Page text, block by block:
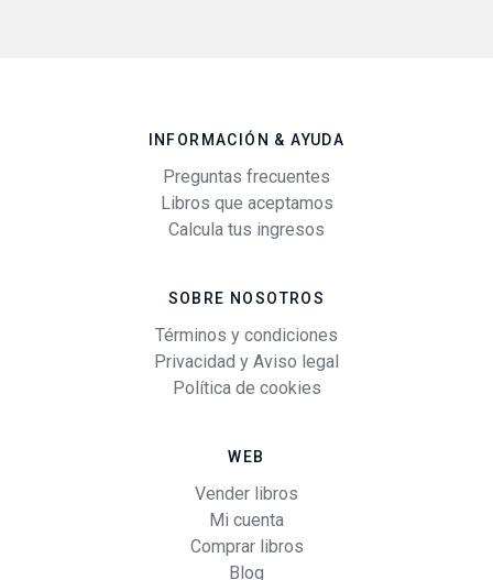
INFORMACIÓN & AYUDA
Preguntas frecuentes
Libros que aceptamos
Calcula tus ingresos
SOBRE NOSOTROS
Términos y condiciones
Privacidad y Aviso legal
Política de cookies
WEB
Vender libros
Mi cuenta
Comprar libros
Blog